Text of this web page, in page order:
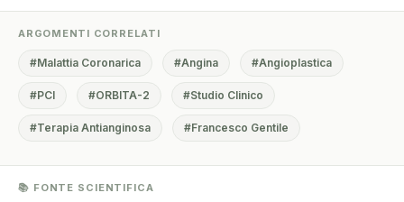
ARGOMENTI CORRELATI
#Malattia Coronarica #Angina #Angioplastica
#PCI #ORBITA-2 #Studio Clinico
#Terapia Antianginosa #Francesco Gentile
📚 FONTE SCIENTIFICA